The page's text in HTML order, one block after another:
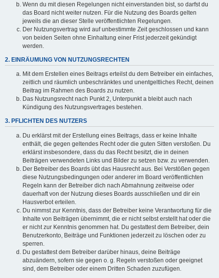
Wenn du mit diesen Regelungen nicht einverstanden bist, so darfst du
das Board nicht weiter nutzen. Für die Nutzung des Boards gelten
jeweils die an dieser Stelle veröffentlichten Regelungen.
Der Nutzungsvertrag wird auf unbestimmte Zeit geschlossen und kann
von beiden Seiten ohne Einhaltung einer Frist jederzeit gekündigt
werden.
2. EINRÄUMUNG VON NUTZUNGSRECHTEN
Mit dem Erstellen eines Beitrags erteilst du dem Betreiber ein einfaches,
zeitlich und räumlich unbeschränktes und unentgeltliches Recht, deinen
Beitrag im Rahmen des Boards zu nutzen.
Das Nutzungsrecht nach Punkt 2, Unterpunkt a bleibt auch nach
Kündigung des Nutzungsvertrages bestehen.
3. PFLICHTEN DES NUTZERS
Du erklärst mit der Erstellung eines Beitrags, dass er keine Inhalte
enthält, die gegen geltendes Recht oder die guten Sitten verstoßen. Du
erklärst insbesondere, dass du das Recht besitzt, die in deinen
Beiträgen verwendeten Links und Bilder zu setzen bzw. zu verwenden.
Der Betreiber des Boards übt das Hausrecht aus. Bei Verstößen gegen
diese Nutzungsbedingungen oder anderer im Board veröffentlichten
Regeln kann der Betreiber dich nach Abmahnung zeitweise oder
dauerhaft von der Nutzung dieses Boards ausschließen und dir ein
Hausverbot erteilen.
Du nimmst zur Kenntnis, dass der Betreiber keine Verantwortung für die
Inhalte von Beiträgen übernimmt, die er nicht selbst erstellt hat oder die
er nicht zur Kenntnis genommen hat. Du gestattest dem Betreiber, dein
Benutzerkonto, Beiträge und Funktionen jederzeit zu löschen oder zu
sperren.
Du gestattest dem Betreiber darüber hinaus, deine Beiträge
abzuändern, sofern sie gegen o. g. Regeln verstoßen oder geeignet
sind, dem Betreiber oder einem Dritten Schaden zuzufügen.